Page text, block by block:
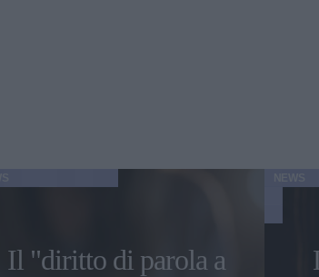
Il "diritto di parola a